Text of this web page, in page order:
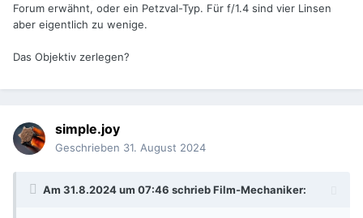
Forum erwähnt, oder ein Petzval-Typ. Für f/1.4 sind vier Linsen
aber eigentlich zu wenige.
Das Objektiv zerlegen?
simple.joy
Geschrieben 31. August 2024
Am 31.8.2024 um 07:46 schriebFilm-Mechaniker: